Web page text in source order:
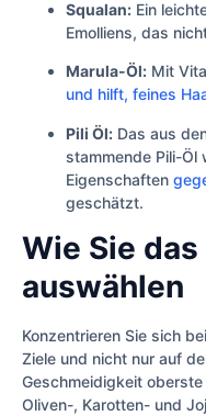
Squalan: Ein
Emolliens, das
Marula-Öl: Mit
und hilft, feines
Pili Öl: Das aus
stammende Pili-Öl
Eigenschaften
geschätzt.
Wie Sie
auswählen
Konzentrieren Sie sich
Ziele und nicht nur auf
Geschmeidigkeit
Oliven-, Karotten- und